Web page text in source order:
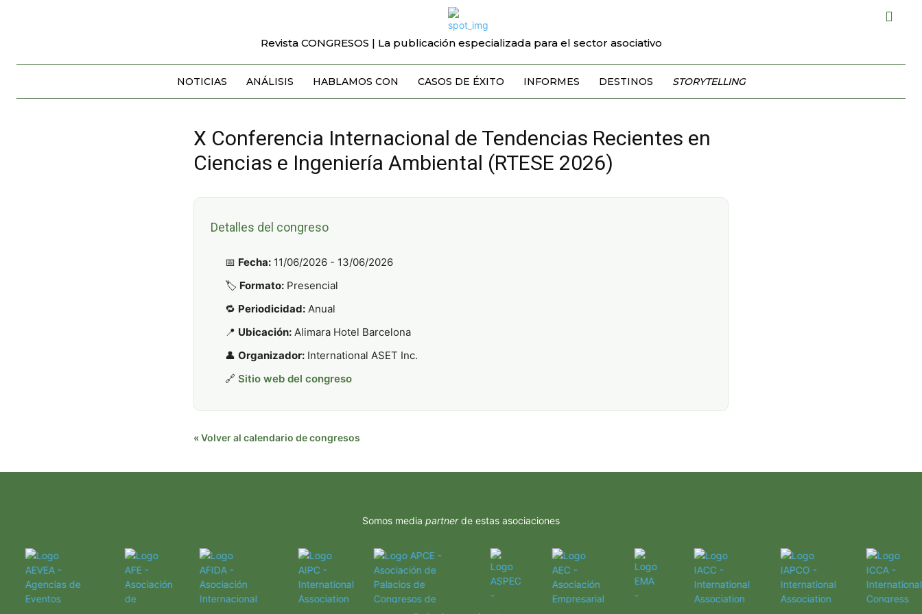
Revista CONGRESOS | La publicación especializada para el sector asociativo
NOTICIAS ANÁLISIS HABLAMOS CON CASOS DE ÉXITO INFORMES DESTINOS STORYTELLING
X Conferencia Internacional de Tendencias Recientes en
Ciencias e Ingeniería Ambiental (RTESE 2026)
Detalles del congreso
📅 Fecha: 11/06/2026 - 13/06/2026
🏷️ Formato: Presencial
🔁 Periodicidad: Anual
📍 Ubicación: Alimara Hotel Barcelona
👤 Organizador: International ASET Inc.
🔗 Sitio web del congreso
« Volver al calendario de congresos
Somos media partnerde estas asociaciones